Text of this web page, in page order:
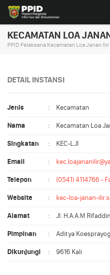
KECAMATAN LOA
PPID Pelaksana Kecamatan Loa Janan Ilir
DETAIL INSTANSI
Jenis : Kecamatan
Nama : Kecamatan Loa
Singkatan : KEC-LJI
Email :
Telepon : (0541) 4114766 -
Website : kec-loa-janan-
Alamat : Jl. H.A.A.M
Pimpinan : Aditya
Dikunjungi : 9616 Kali